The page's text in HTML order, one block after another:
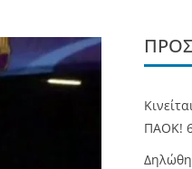
ΠΑΟΚ!